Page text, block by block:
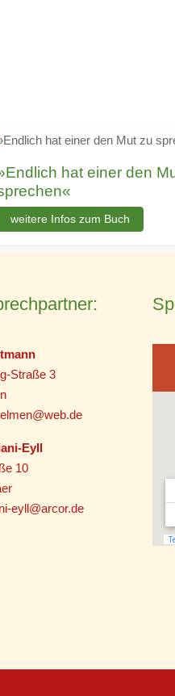
hat einer den
weitere Infos zum Buch
Straße 3
Eyll
10
eyll@arcor.de